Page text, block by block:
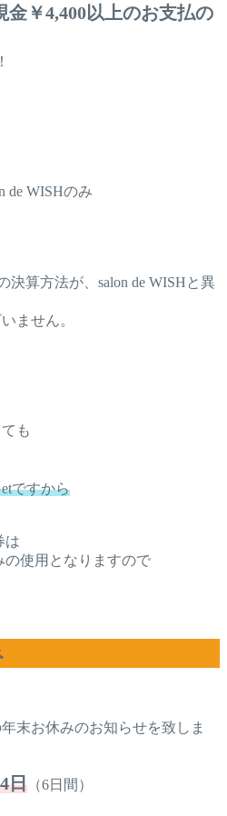
￥4,400以上のお支払の
de WISHのみ
決算方法が、salon de WISHと異
ません。
も
ですから
は
の使用となりますので
末お休みのお知らせを致しま
日 （6日間）